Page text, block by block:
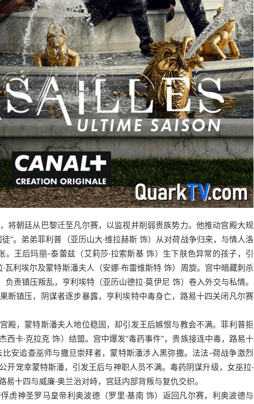
将朝廷从巴黎迁至凡尔赛，以监视并削弱贵族势力。他推动宫殿大规
”。弟弟菲利普（亚历山大·维拉赫斯 饰）从对荷战争归来，与情人洛
。王后玛丽-泰蕾兹（艾莉莎·拉索斯基 饰）生下肤色异常的孩子，引
瓦利埃尔及蒙特斯潘夫人（安娜·布雷维斯特 饰）周旋。宫中暗藏刺杀
负责镇压叛乱，亨利埃特（亚历山德拉·莫伊尼 饰）卷入外交与私情。
断镇压，阴谋者逐步暴露，亨利埃特中毒身亡，路易十四关闭凡尔赛
殿，蒙特斯潘夫人地位稳固，却引发王后嫉恨与教会不满。菲利普拒
西卡·克拉克 饰）结盟。宫中爆发“毒药事件”，贵族接连中毒，路易十
安追查巫师与撒旦崇拜者，蒙特斯潘涉入黑弥撒。法法-荷战争激烈
开宠幸蒙特斯潘，引发王后与神职人员不满。毒药阴谋升级，女巫拉·
十四与威廉·奥兰治对峙，宫廷内部背叛与复仇交织。
虏神圣罗马皇帝利奥波德（罗里·基南 饰）返回凡尔赛，利奥波德与